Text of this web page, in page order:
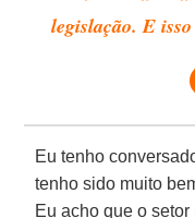
legislação. E
Eu tenho
tenho sido muito
Eu acho que o